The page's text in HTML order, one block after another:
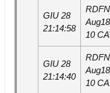
GIU 28
21:14:58
RDFN
10
GIU 28
21:14:40
RDFN
10